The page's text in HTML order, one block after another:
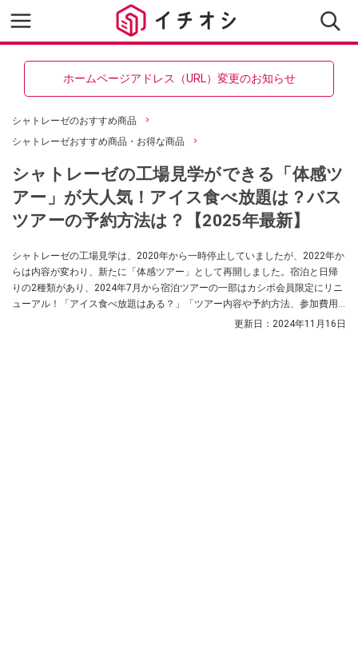
ホームページアドレス（URL）変更のお知らせ
シャトレーゼのおすすめ商品
シャトレーゼおすすめ商品・お得な商品
シャトレーゼの工場見学ができる「体感ツ
アー」が大人気！アイス食べ放題は？バス
ツアーの予約方法は？【2025年最新】
シャトレーゼの工場見学は、2020年から一時停止していましたが、2022年か
らは内容が変わり、新たに「体感ツアー」として再開しました。宿泊と日帰
りの2種類があり、2024年7月から宿泊ツアーの一部はカシポ会員限定にリニ
ューアル！「アイス食べ放題はある？」「ツアー内容や予約方法、参加費用
は？」など気になる情報について、シャトレーゼのお菓子に詳しいイチオシ
更新日： 2024年11月16日